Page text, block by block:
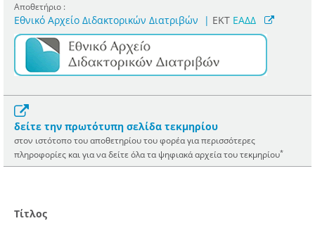
Αποθετήριο :
Εθνικό Αρχείο Διδακτορικών Διατριβών | ΕΚΤ ΕΑΔΔ
δείτε την πρωτότυπη σελίδα τεκμηρίου
στον ιστότοπο του αποθετηρίου του φορέα για περισσότερες
πληροφορίες και για να δείτε όλα τα ψηφιακά αρχεία του τεκμηρίου*
Τίτλος